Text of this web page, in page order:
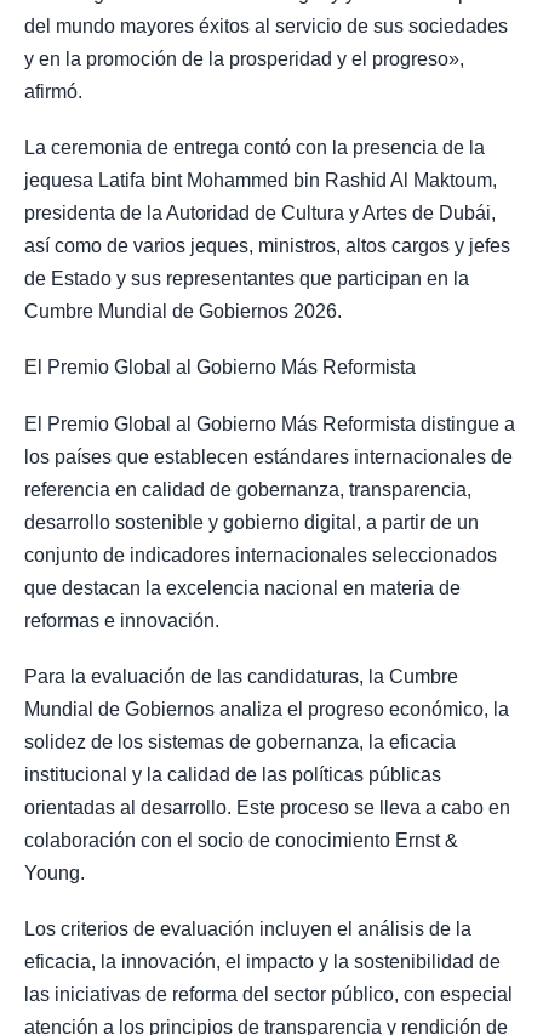
del mundo mayores éxitos al servicio de sus sociedades
y en la promoción de la prosperidad y el progreso»,
afirmó.
La ceremonia de entrega contó con la presencia de la
jequesa Latifa bint Mohammed bin Rashid Al Maktoum,
presidenta de la Autoridad de Cultura y Artes de Dubái,
así como de varios jeques, ministros, altos cargos y jefes
de Estado y sus representantes que participan en la
Cumbre Mundial de Gobiernos 2026.
El Premio Global al Gobierno Más Reformista
El Premio Global al Gobierno Más Reformista distingue a
los países que establecen estándares internacionales de
referencia en calidad de gobernanza, transparencia,
desarrollo sostenible y gobierno digital, a partir de un
conjunto de indicadores internacionales seleccionados
que destacan la excelencia nacional en materia de
reformas e innovación.
Para la evaluación de las candidaturas, la Cumbre
Mundial de Gobiernos analiza el progreso económico, la
solidez de los sistemas de gobernanza, la eficacia
institucional y la calidad de las políticas públicas
orientadas al desarrollo. Este proceso se lleva a cabo en
colaboración con el socio de conocimiento Ernst &
Young.
Los criterios de evaluación incluyen el análisis de la
eficacia, la innovación, el impacto y la sostenibilidad de
las iniciativas de reforma del sector público, con especial
atención a los principios de transparencia y rendición de